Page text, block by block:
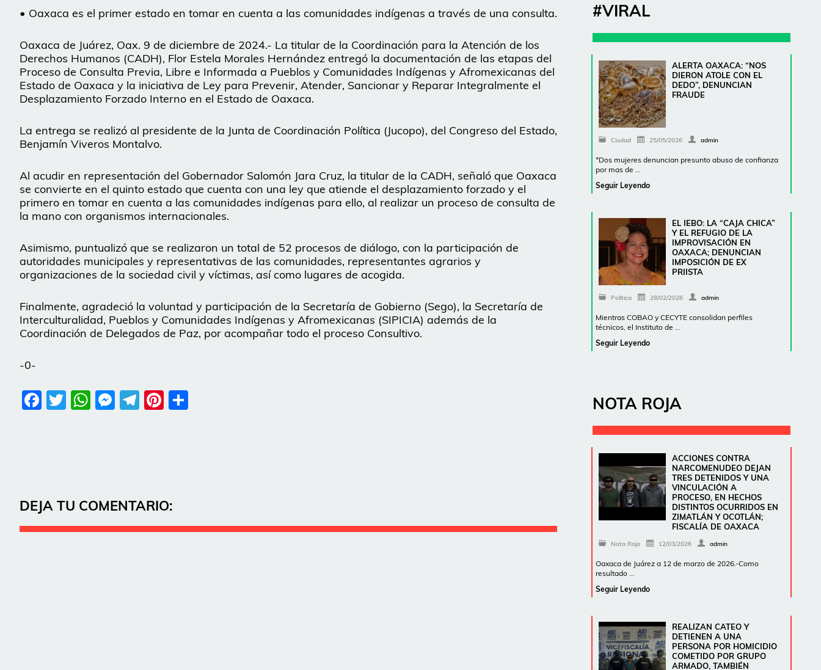
• Oaxaca es el primer estado en tomar en cuenta a las comunidades indígenas a través de una consulta.
Oaxaca de Juárez, Oax. 9 de diciembre de 2024.- La titular de la Coordinación para la Atención de los
Derechos Humanos (CADH), Flor Estela Morales Hernández entregó la documentación de las etapas del
Proceso de Consulta Previa, Libre e Informada a Pueblos y Comunidades Indígenas y Afromexicanas del
Estado de Oaxaca y la iniciativa de Ley para Prevenir, Atender, Sancionar y Reparar Integralmente el
Desplazamiento Forzado Interno en el Estado de Oaxaca.
La entrega se realizó al presidente de la Junta de Coordinación Política (Jucopo), del Congreso del Estado,
Benjamín Viveros Montalvo.
Al acudir en representación del Gobernador Salomón Jara Cruz, la titular de la CADH, señaló que Oaxaca
se convierte en el quinto estado que cuenta con una ley que atiende el desplazamiento forzado y el
primero en tomar en cuenta a las comunidades indígenas para ello, al realizar un proceso de consulta de
la mano con organismos internacionales.
Asimismo, puntualizó que se realizaron un total de 52 procesos de diálogo, con la participación de
autoridades municipales y representativas de las comunidades, representantes agrarios y
organizaciones de la sociedad civil y víctimas, así como lugares de acogida.
Finalmente, agradeció la voluntad y participación de la Secretaría de Gobierno (Sego), la Secretaría de
Interculturalidad, Pueblos y Comunidades Indígenas y Afromexicanas (SIPICIA) además de la
Coordinación de Delegados de Paz, por acompañar todo el proceso Consultivo.
-0-
Facebook
Twitter
WhatsApp
Messenger
Telegram
Pinterest
DEJA TU COMENTARIO:
#VIRAL
ALERTA OAXACA: “NOS
DIERON ATOLE CON EL
DEDO”, DENUNCIAN
FRAUDE
Ciudad 25/05/2026 admin
*Dos mujeres denuncian presunto abuso de confianza
por mas de …
Seguir Leyendo
EL IEBO: LA “CAJA CHICA”
Y EL REFUGIO DE LA
IMPROVISACIÓN EN
OAXACA; DENUNCIAN
IMPOSICIÓN DE EX
PRIISTA
Política 28/02/2026 admin
Mientras COBAO y CECYTE consolidan perfiles
técnicos, el Instituto de …
Seguir Leyendo
NOTA ROJA
ACCIONES CONTRA
NARCOMENUDEO DEJAN
TRES DETENIDOS Y UNA
VINCULACIÓN A
PROCESO, EN HECHOS
DISTINTOS OCURRIDOS EN
ZIMATLÁN Y OCOTLÁN;
FISCALÍA DE OAXACA
Nota Roja 12/03/2026 admin
Oaxaca de Juárez a 12 de marzo de 2026.-Como
resultado …
Seguir Leyendo
REALIZAN CATEO Y
DETIENEN A UNA
PERSONA POR HOMICIDIO
COMETIDO POR GRUPO
ARMADO, TAMBIÉN